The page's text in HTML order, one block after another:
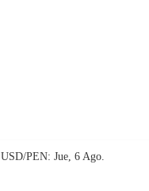
USD/PEN: Jue, 6 Ago.